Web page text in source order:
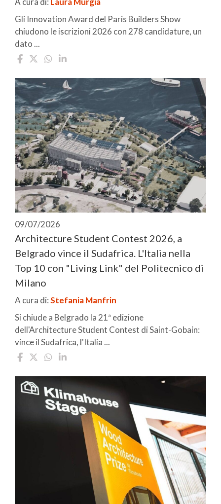
Gli Innovation Award del Paris Builders Show
chiudono le iscrizioni 2026 con 278 candidature, un
dato ...
09/07/2026
Architecture Student Contest 2026, a
Belgrado vince il Sudafrica. L'Italia nella
Top 10 con "Living Link" del Politecnico di
Milano
A cura di:Stefania Manfrin
Si chiude a Belgrado la 21ª edizione
dell'Architecture Student Contest di Saint-Gobain:
vince il Sudafrica, l'Italia ...